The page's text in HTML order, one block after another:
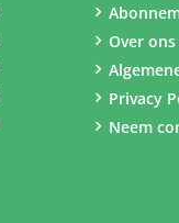
Over ons
Privacy
Neem